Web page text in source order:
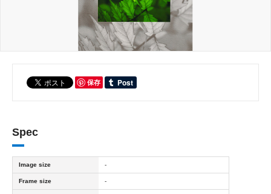
保存
Spec
Image size -
Frame size -